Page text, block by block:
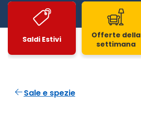
Saldi Estivi
Offerte della
settimana
Sale e spezie